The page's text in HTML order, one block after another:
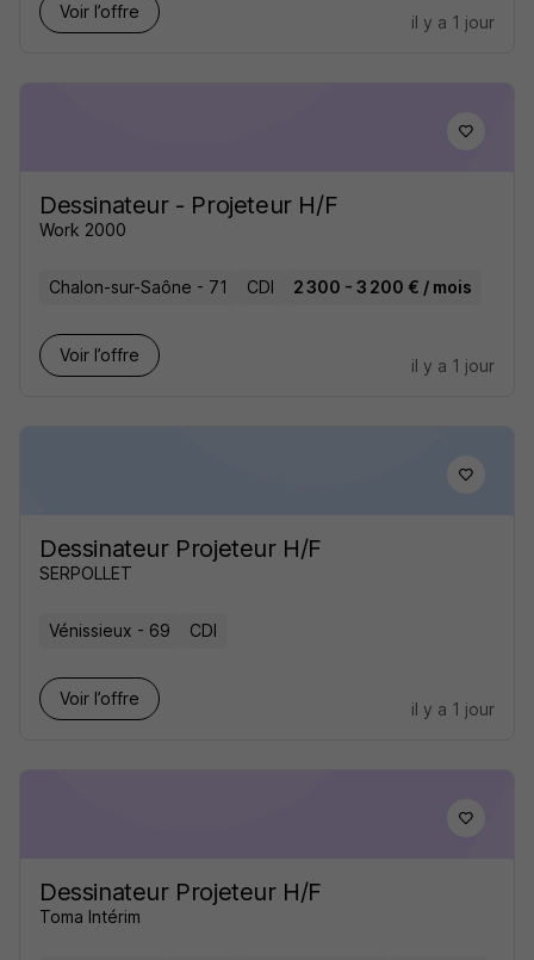
Voir l’offre
il y a 1 jour
Dessinateur - Projeteur H/F
Work 2000
Chalon-sur-Saône - 71 CDI 2 300 - 3 200 € / mois
Voir l’offre
il y a 1 jour
Dessinateur Projeteur H/F
SERPOLLET
Vénissieux - 69 CDI
Voir l’offre
il y a 1 jour
Dessinateur Projeteur H/F
Toma Intérim